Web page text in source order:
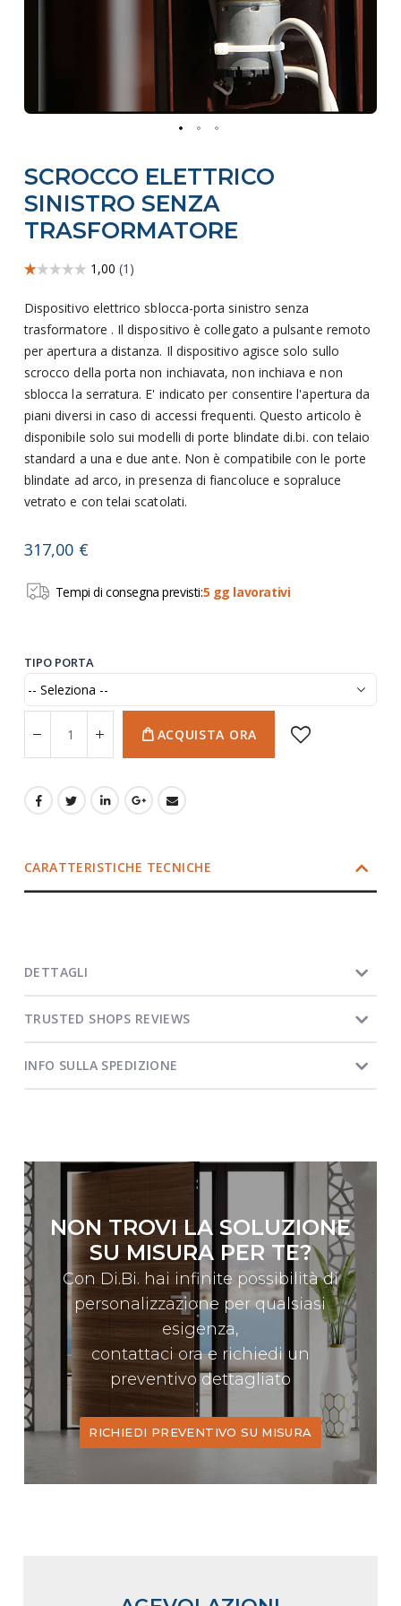
all'inizio
della
galleria
di
immagini
SCROCCO ELETTRICO
SINISTRO SENZA
TRASFORMATORE
Dispositivo elettrico sblocca-porta sinistro senza
trasformatore . Il dispositivo è collegato a pulsante remoto
per apertura a distanza. Il dispositivo agisce solo sullo
scrocco della porta non inchiavata, non inchiava e non
sblocca la serratura. E' indicato per consentire l'apertura da
piani diversi in caso di accessi frequenti. Questo articolo è
disponibile solo sui modelli di porte blindate di.bi. con telaio
standard a una e due ante. Non è compatibile con le porte
blindate ad arco, in presenza di fiancoluce e sopraluce
vetrato e con telai scatolati.
317,00 €
Tempi di consegna previsti:5 gg lavorativi
TIPO PORTA
ACQUISTA ORA
CARATTERISTICHE TECNICHE
DETTAGLI
TRUSTED SHOPS REVIEWS
INFO SULLA SPEDIZIONE
NON TROVI LA SOLUZIONE
SU MISURA PER TE?
Con Di.Bi. hai infinite possibilità di
personalizzazione per qualsiasi
esigenza,
contattaci ora e richiedi un
preventivo dettagliato
RICHIEDI PREVENTIVO SU MISURA